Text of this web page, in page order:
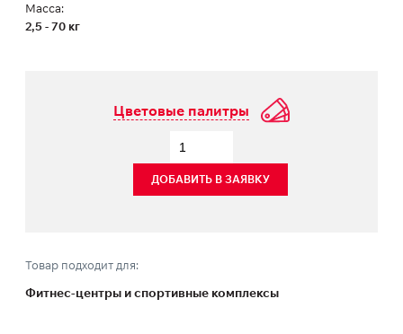
Масса:
2,5 - 70 кг
Цветовые палитры
ДОБАВИТЬ В ЗАЯВКУ
Товар подходит для:
Фитнес-центры и спортивные комплексы